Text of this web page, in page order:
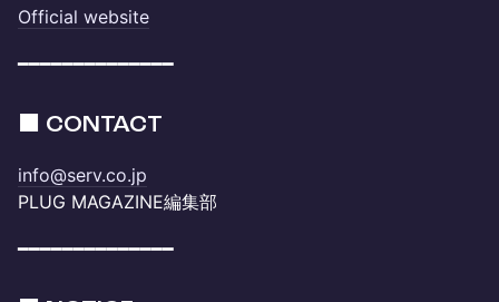
Official website
━━━━━━━━━━━━━━
■ CONTACT
info@serv.co.jp
PLUG MAGAZINE編集部
━━━━━━━━━━━━━━